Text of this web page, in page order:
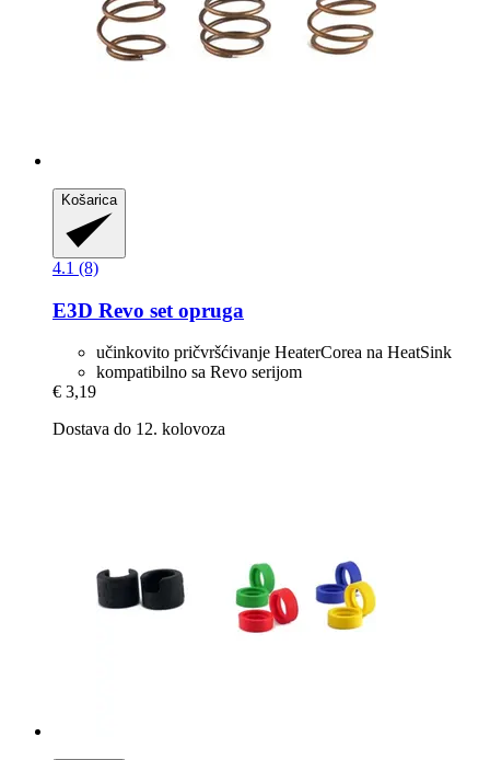
Košarica
4.1 (8)
E3D Revo set opruga
učinkovito pričvršćivanje HeaterCorea na HeatSink
kompatibilno sa Revo serijom
€ 3,19
Dostava do 12. kolovoza